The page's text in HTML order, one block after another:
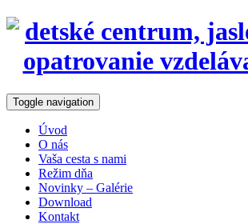
Toggle navigation
Úvod
O nás
Vaša cesta s nami
Režim dňa
Novinky – Galérie
Download
Kontakt